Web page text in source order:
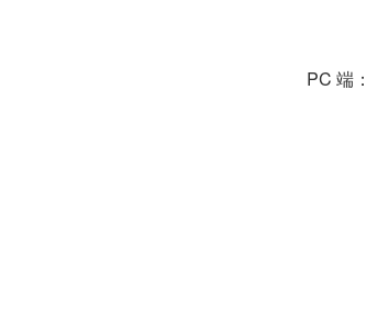
PC 端：